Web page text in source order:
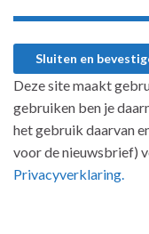
Deze site maakt
gebruiken ben je
het gebruik daarvan
voor de nieuwsbrief)
Privacyverklaring.